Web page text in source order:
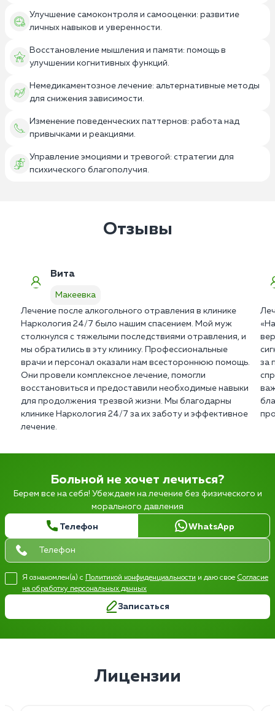
Улучшение самоконтроля и самооценки: развитие
личных навыков и уверенности.
Восстановление мышления и памяти: помощь в
улучшении когнитивных функций.
Немедикаментозное лечение: альтернативные методы
для снижения зависимости.
Изменение поведенческих паттернов: работа над
привычками и реакциями.
Управление эмоциями и тревогой: стратегии для
психического благополучия.
Отзывы
Вита
Макеевка
Лечение после алкогольного отравления в клинике
Наркология 24/7 было нашим спасением. Мой муж
столкнулся с тяжелыми последствиями отравления, и
мы обратились в эту клинику. Профессиональные
врачи и персонал оказали нам всестороннюю помощь.
Они провели комплексное лечение, помогли
восстановиться и предоставили необходимые навыки
для продолжения трезвой жизни. Мы благодарны
клинике Наркология 24/7 за их заботу и эффективное
лечение.
за
Больной не хочет лечиться?
Берем все на себя! Убеждаем на лечение без физического и
морального давления
Телефон WhatsApp
Я ознакомлен(а) с Политикой конфиденциальности и даю свое Согласие
на обработку персональных данных
Записаться
Лицензии